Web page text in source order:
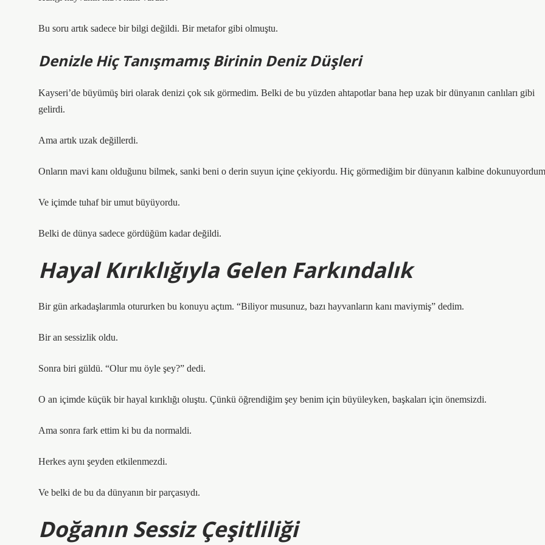
Bu soru artık sadece bir bilgi değildi. Bir metafor gibi olmuştu.
Denizle Hiç Tanışmamış Birinin Deniz Düşleri
Kayseri’de büyümüş biri olarak denizi çok sık görmedim. Belki de bu yüzden ahtapotlar bana hep uzak bir dünyanın canlıları gibi
gelirdi.
Ama artık uzak değillerdi.
Onların mavi kanı olduğunu bilmek, sanki beni o derin suyun içine çekiyordu. Hiç görmediğim bir dünyanın kalbine
Ve içimde tuhaf bir umut büyüyordu.
Belki de dünya sadece gördüğüm kadar değildi.
Hayal Kırıklığıyla Gelen Farkındalık
Bir gün arkadaşlarımla otururken bu konuyu açtım. “Biliyor musunuz, bazı hayvanların kanı maviymiş” dedim.
Bir an sessizlik oldu.
Sonra biri güldü. “Olur mu öyle şey?” dedi.
O an içimde küçük bir hayal kırıklığı oluştu. Çünkü öğrendiğim şey benim için büyüleyken, başkaları için önemsizdi.
Ama sonra fark ettim ki bu da normaldi.
Herkes aynı şeyden etkilenmezdi.
Ve belki de bu da dünyanın bir parçasıydı.
Doğanın Sessiz Çeşitliliği